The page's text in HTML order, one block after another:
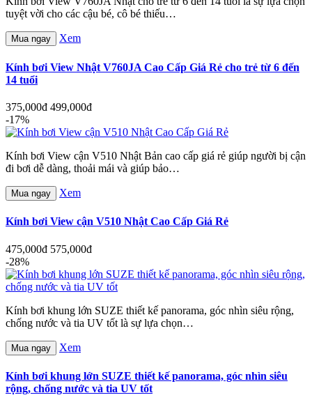
tuyệt vời cho các cậu bé, cô bé thiếu…
Mua ngay Xem
Kính bơi View Nhật V760JA Cao Cấp Giá Rẻ cho trẻ từ 6 đến
14 tuổi
375,000đ 499,000đ
-17%
Kính bơi View cận V510 Nhật Bản cao cấp giá rẻ giúp người bị cận
đi bơi dễ dàng, thoải mái và giúp bảo…
Mua ngay Xem
Kính bơi View cận V510 Nhật Cao Cấp Giá Rẻ
475,000đ 575,000đ
-28%
Kính bơi khung lớn SUZE thiết kế panorama, góc nhìn siêu rộng,
chống nước và tia UV tốt là sự lựa chọn…
Mua ngay Xem
Kính bơi khung lớn SUZE thiết kế panorama, góc nhìn siêu
rộng, chống nước và tia UV tốt